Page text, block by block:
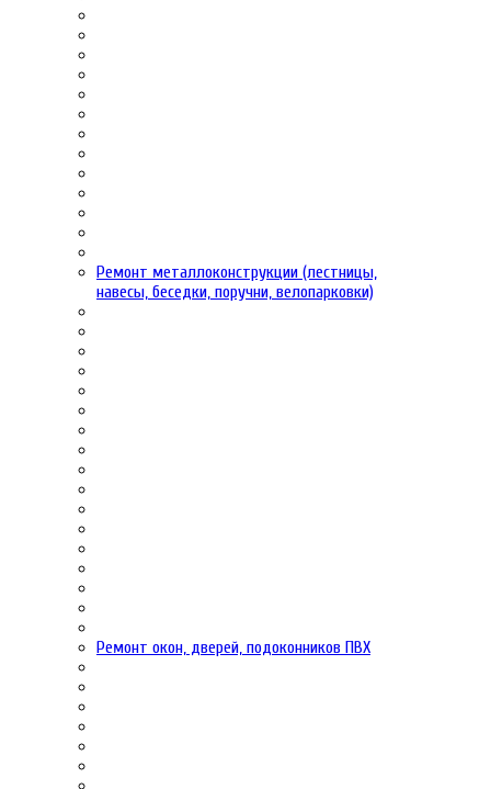
Ремонт металлоконструкции (лестницы,
навесы, беседки, поручни, велопарковки)
Ремонт окон, дверей, подоконников ПВХ